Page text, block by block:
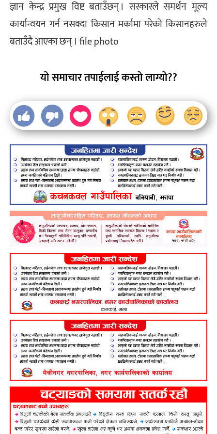
ज्ञान केन्द्र प्रमुख विष्ट बताउँछन् । सरकारले समर्थन मूल्य
कार्यान्वयन गर्न नसक्दा किसान मर्कामा परेको किसानहरुले
बताउँदै आएका छन् । file photo
यो समाचार तपाईलाई कस्तो लाग्यो??